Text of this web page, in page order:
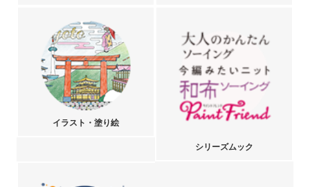
イラスト・塗り絵
シリーズムック